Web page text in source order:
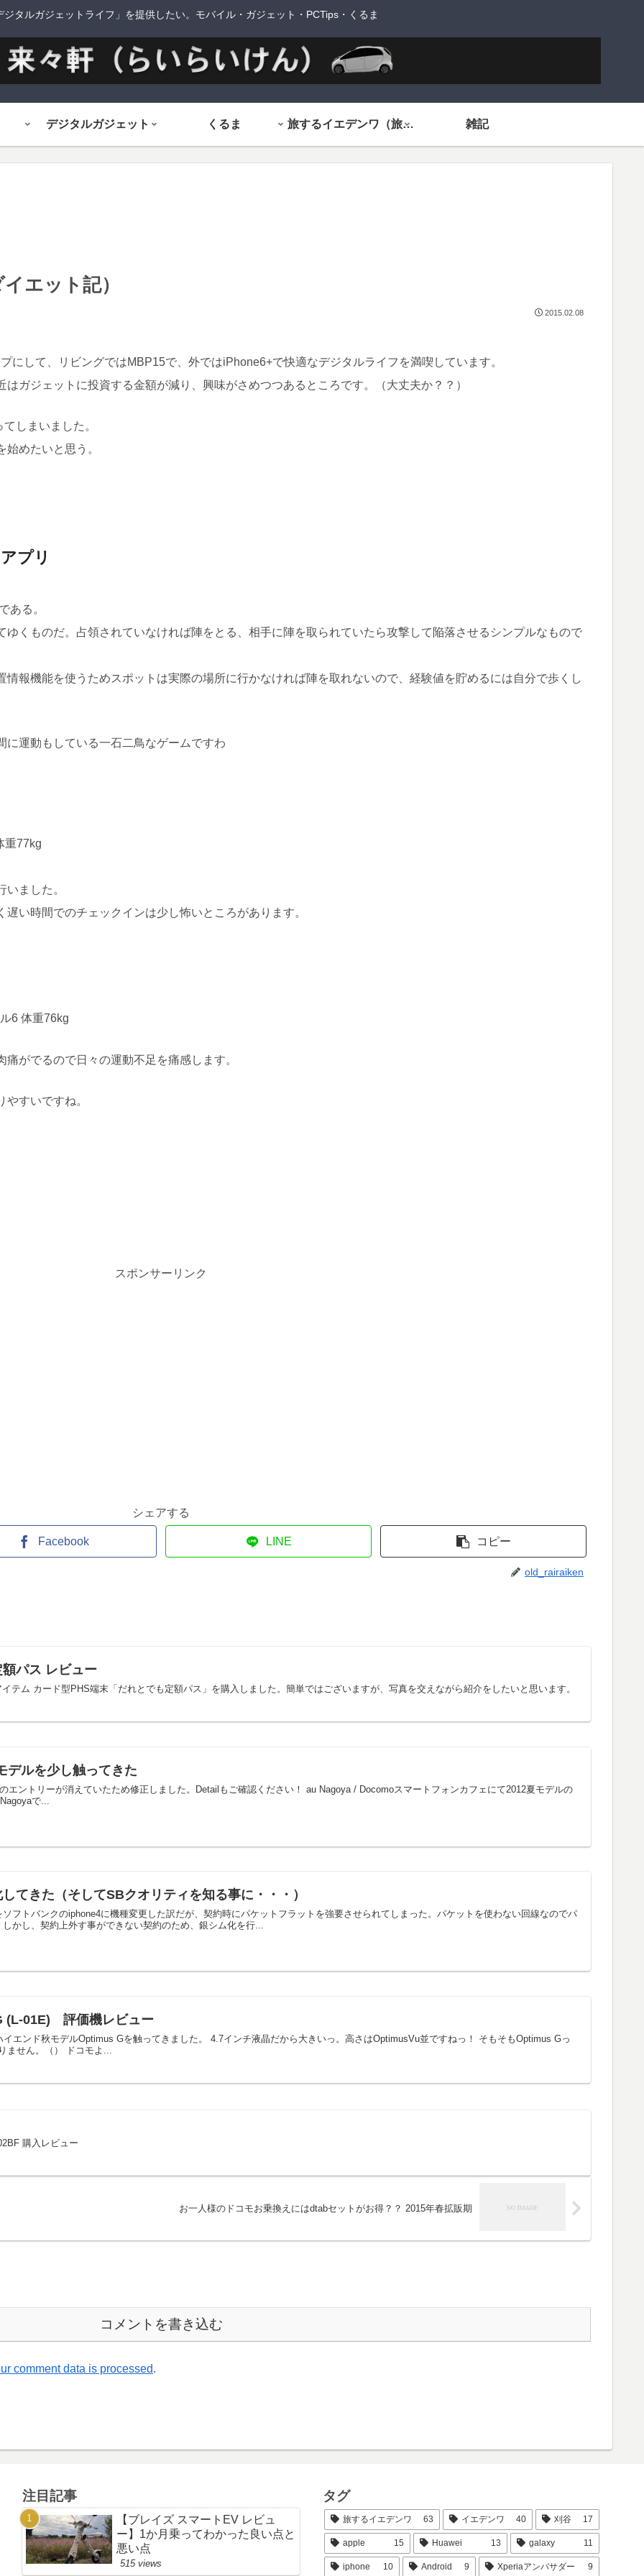
ジタルガジェットライフ」を提供したい。モバイル・ガジェット・PCTips・くるま
デジタルガジェット くるま 旅するイエデンワ（旅ネタ） 雑記
エット記）
2015.02.08
にして、リビングではMBP15で、外ではiPhone6+で快適なデジタルライフを満喫しています。
ガジェットに投資する金額が減り、興味がさめつつあるところです。（大丈夫か？？）
しまいました。
めたいと思う。
プリ
ある。
くものだ。占領されていなければ陣をとる、相手に陣を取られていたら攻撃して陥落させるシンプルなもので
報機能を使うためスポットは実際の場所に行かなければ陣を取れないので、経験値を貯めるには自分で歩くし
運動もしている一石二鳥なゲームですわ
77kg
ました。
い時間でのチェックインは少し怖いところがあります。
6 体重76kg
がでるので日々の運動不足を痛感します。
すいですね。
スポンサーリンク
シェアする
Facebook LINE コピー
old_rairaiken
パス レビュー
テム カード型PHS端末「だれとでも定額パス」を購入しました。簡単ではございますが、写真を交えながら紹介をしたいと思います。
デルを少し触ってきた
エントリーが消えていたため修正しました。Detailもご確認ください！ au Nagoya / Docomoスマートフォンカフェにて2012夏モデルの
で...
てきた（そしてSBクオリティを知る事に・・・）
フトバンクのiphone4に機種変更した訳だが、契約時にパケットフラットを強要させられてしまった。パケットを使わない回線なのでパ
かし、契約上外す事ができない契約のため、銀シム化を行...
(L-01E) 評価機レビュー
エンド秋モデルOptimus Gを触ってきました。 4.7インチ液晶だから大きいっ。高さはOptimusVu並ですねっ！ そもそもOptimus Gっ
ません。（） ドコモよ...
購入レビュー
お一人様のドコモお乗換えにはdtabセットがお得？？ 2015年春拡販期
コメントを書き込む
comment data is processed.
注目記事
【ブレイズ スマートEV レビュ
ー】1か月乗ってわかった良い点と
悪い点
515 views
タグ
旅するイエデンワ 63 イエデンワ 40 刈谷 17
apple 15 Huawei 13 galaxy 11
iphone 10 Android 9 Xperiaアンバサダー 9